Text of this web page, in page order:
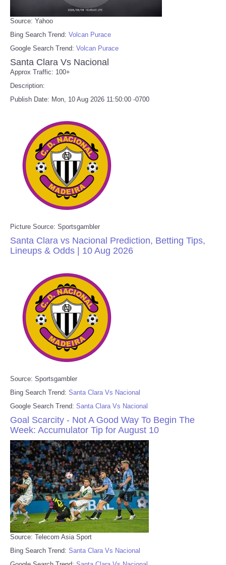
Source: Yahoo
Bing Search Trend: Volcan Purace
Google Search Trend: Volcan Purace
Santa Clara Vs Nacional
Approx Traffic: 100+
Description:
Publish Date: Mon, 10 Aug 2026 11:50:00 -0700
Picture Source: Sportsgambler
Santa Clara vs Nacional Prediction, Betting Tips,
Lineups & Odds | 10 Aug 2026
Source: Sportsgambler
Bing Search Trend: Santa Clara Vs Nacional
Google Search Trend: Santa Clara Vs Nacional
Goal Scarcity - Not A Good Way To Begin The
Week: Accumulator Tip for August 10
Source: Telecom Asia Sport
Bing Search Trend: Santa Clara Vs Nacional